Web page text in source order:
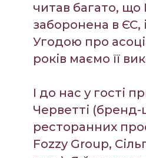
читав багато, що
заборонена в ЄС,
Угодою про
років маємо її
І до нас у гості
Черветті
ресторанних
Fozzy Group,